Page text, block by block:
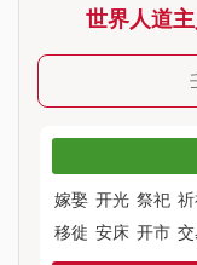
世界人道主
嫁娶 开光 祭祀
移徙 安床 开市